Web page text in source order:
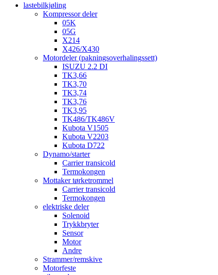
lastebilkjøling
Kompressor deler
05K
05G
X214
X426/X430
Motordeler (pakningsoverhalingssett)
ISUZU 2.2 DI
TK3,66
TK3,70
TK3,74
TK3,76
TK3,95
TK486/TK486V
Kubota V1505
Kubota V2203
Kubota D722
Dynamo/starter
Carrier transicold
Termokongen
Mottaker tørketrommel
Carrier transicold
Termokongen
elektriske deler
Solenoid
Trykkbryter
Sensor
Motor
Andre
Strammer/remskive
Motorfeste